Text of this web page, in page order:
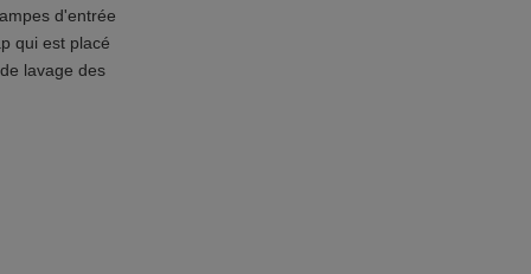
d'entrée
qui est placé
lavage des